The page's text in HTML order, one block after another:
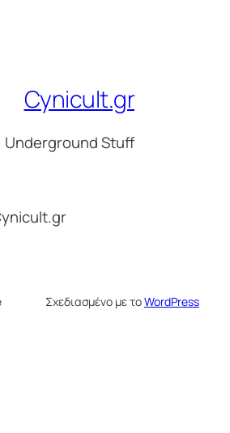
Cynicult.gr
Underground Stuff
Σχεδιασμένο με τοWordPress